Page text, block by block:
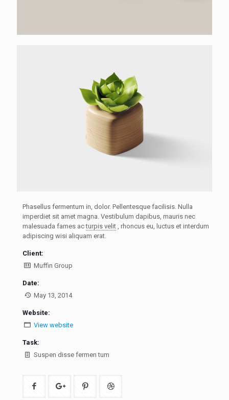
Phasellus fermentum in, dolor. Pellentesque facilisis. Nulla
imperdiet sit amet magna. Vestibulum dapibus, mauris nec
malesuada fames acturpis velit , rhoncus eu, luctus et interdum
adipiscing wisi aliquam erat.
Client:
Muffin Group
Date:
May 13, 2014
Website:
View website
Task:
Suspen disse fermen tum